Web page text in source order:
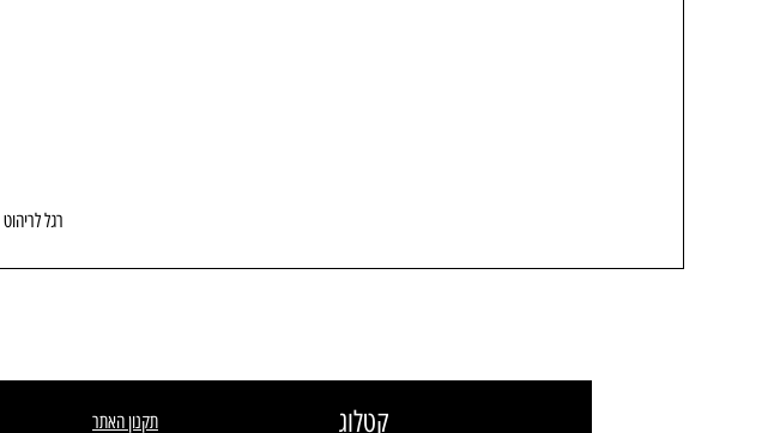
רגל לריהוט 10 - 71 שיק שחור מט
תקנון האתר קטלוג